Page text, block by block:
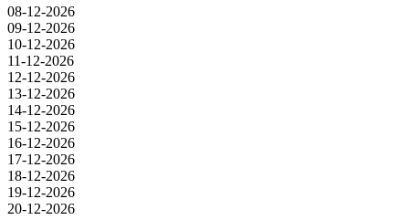
08-12-2026
09-12-2026
10-12-2026
11-12-2026
12-12-2026
13-12-2026
14-12-2026
15-12-2026
16-12-2026
17-12-2026
18-12-2026
19-12-2026
20-12-2026